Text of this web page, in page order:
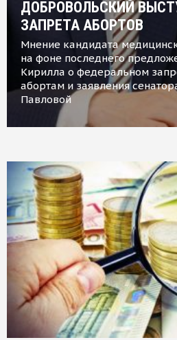
ДОБРОВОЛЬСКИЙ
ЗАПРЕТА АБОРТОВ
Мнение кандидата
на фоне последнего
Кирилла о федеральном
абортам и заявления
Павловой